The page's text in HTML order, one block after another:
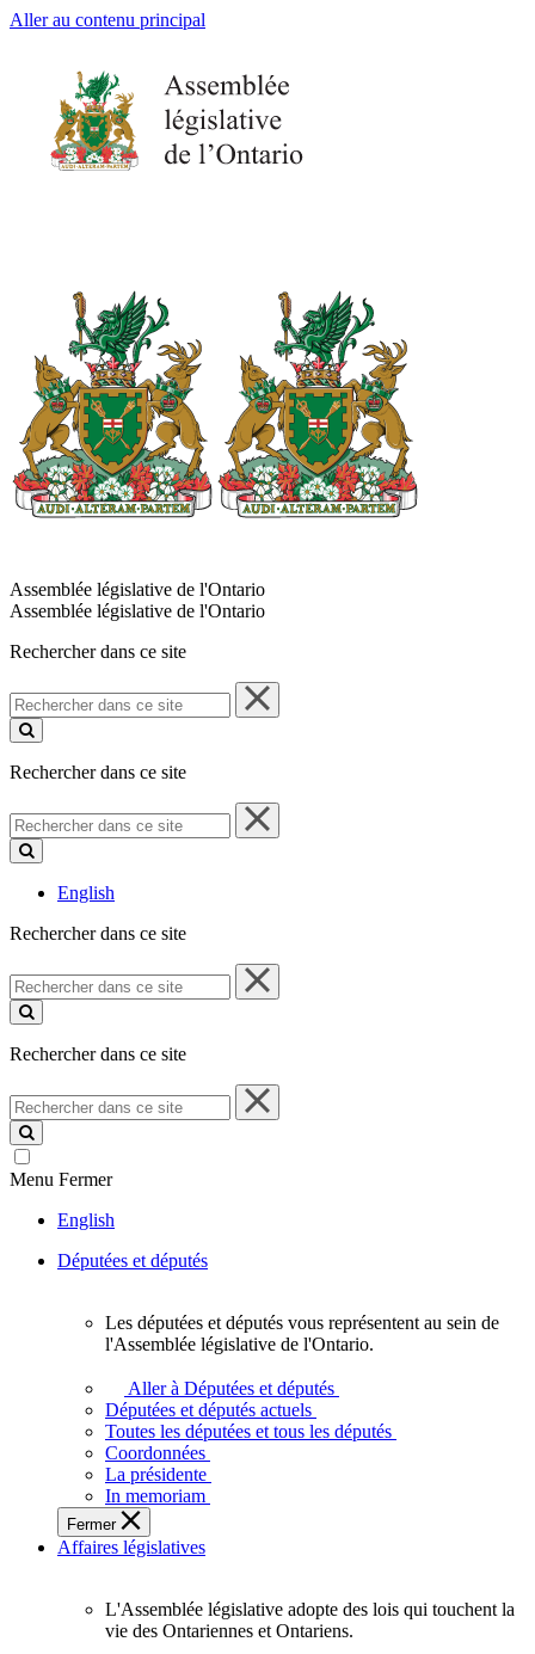
Aller au contenu principal
Assemblée législative de l'Ontario
Assemblée législative de l'Ontario
Rechercher dans ce site
Rechercher
dans
ce
Rechercher dans ce site
Rechercher
dans
ce
English
Rechercher dans ce site
Rechercher
dans
ce
Rechercher dans ce site
Rechercher
dans
ce
site
Menu Fermer
English
Députées et députés
députés
vous
représentent
sein
de
l'Assemblée
législative
l'Ontario.
Les députées et députés vous représentent au sein de
l'Assemblée législative de l'Ontario.
Aller à Députées et députés
Députées et députés actuels
Toutes les députées et tous les députés
Coordonnées
La présidente
In memoriam
Fermer
Affaires législatives
L'Assemblée
L'Assemblée législative adopte des lois qui touchent la
vie des Ontariennes et Ontariens.